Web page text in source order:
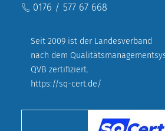
0176 / 577 67 668
Seit 2009 ist der Landesverband
nach dem
QVB zertifiziert.
https://sq-cert.de/